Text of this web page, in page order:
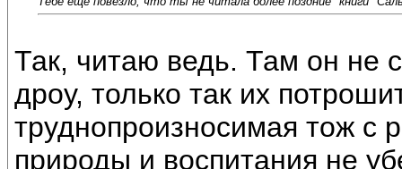
Так, читаю ведь. Там он не
дроу, только так их
труднопроизносимая тож с
природы и воспитания не